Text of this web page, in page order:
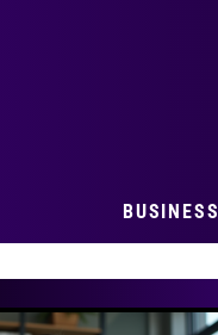
BUSINESS